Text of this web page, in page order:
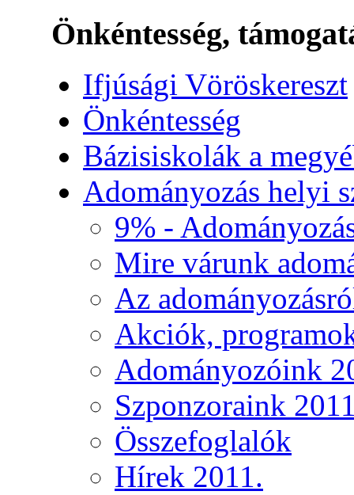
Önkéntesség,
Ifjúsági Vöröskereszt
Önkéntesség
Bázisiskolák a
Adományozás helyi
9% -
Mire várunk
Az
Akciók,
Adományozóink
Szponzoraink
Összefoglalók
Hírek 2011.